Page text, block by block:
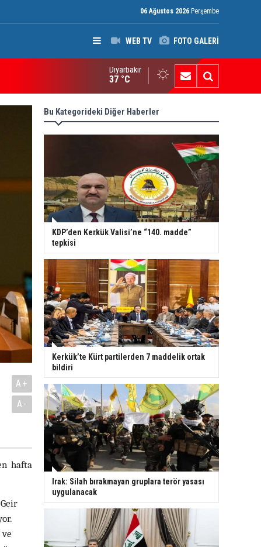
06 Ağustos 2026 Perşembe
WEB TV FOTO GALERİ
Silah bırakmayan gruplara terör yasası uygulanacak
Diyarbakır
37 °C
A+
A-
hafta
Bu Kategorideki Diğer Haberler
KDP’den Kerkük Valisi’ne “140. madde”
tepkisi
Kerkük’te Kürt partilerden 7 maddelik ortak
bildiri
Irak: Silah bırakmayan gruplara terör yasası
uygulanacak